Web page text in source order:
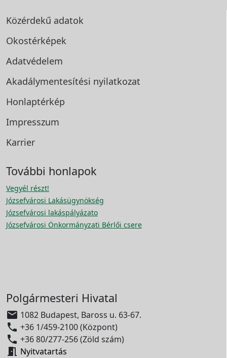
Közérdekű adatok
Okostérképek
Adatvédelem
Akadálymentesítési nyilatkozat
Honlaptérkép
Impresszum
Karrier
További honlapok
Vegyél részt!
Józsefvárosi Lakásügynökség
Józsefvárosi lakáspályázato
Józsefvárosi Önkormányzati Bérlői csere
Polgármesteri Hivatal
 1082 Budapest, Baross u. 63-67.
 +36 1/459-2100 (Központ)
 +36 80/277-256 (Zöld szám)
 Nyitvatartás